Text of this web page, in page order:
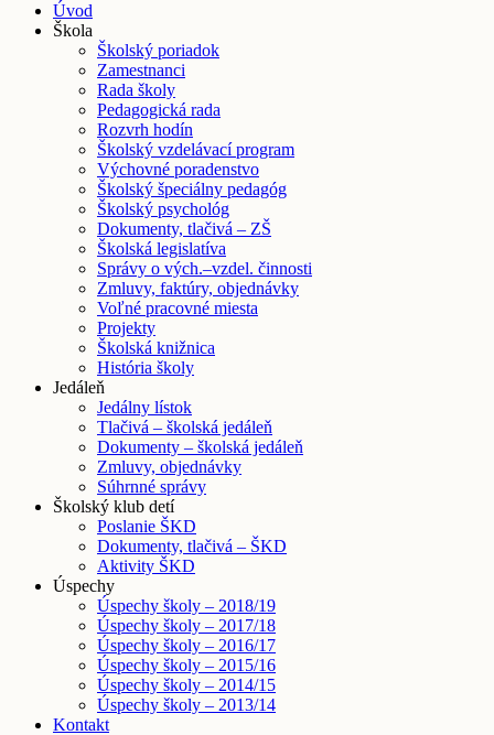
Úvod
Škola
Školský poriadok
Zamestnanci
Rada školy
Pedagogická rada
Rozvrh hodín
Školský vzdelávací program
Výchovné poradenstvo
Školský špeciálny pedagóg
Školský psychológ
Dokumenty, tlačivá – ZŠ
Školská legislatíva
Správy o vých.–vzdel. činnosti
Zmluvy, faktúry, objednávky
Voľné pracovné miesta
Projekty
Školská knižnica
História školy
Jedáleň
Jedálny lístok
Tlačivá – školská jedáleň
Dokumenty – školská jedáleň
Zmluvy, objednávky
Súhrnné správy
Školský klub detí
Poslanie ŠKD
Dokumenty, tlačivá – ŠKD
Aktivity ŠKD
Úspechy
Úspechy školy – 2018/19
Úspechy školy – 2017/18
Úspechy školy – 2016/17
Úspechy školy – 2015/16
Úspechy školy – 2014/15
Úspechy školy – 2013/14
Kontakt